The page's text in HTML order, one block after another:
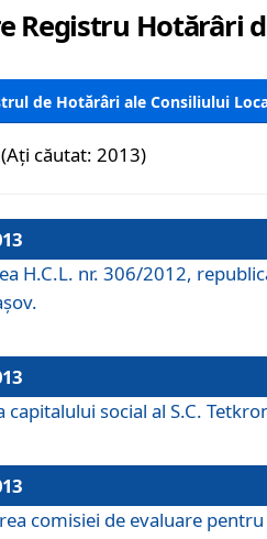
Registru Hotărâri
de Hotărâri ale Consiliului
(Ați căutat: 2013)
H.C.L. nr. 306/2012,
capitalului social al S.C.
comisiei de evaluare